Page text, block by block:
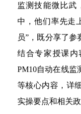
监测技能微比武
中，他们率先走
员”，既分享了
结合专家授课内
PM10自动在线监
等核心内容，详
实操要点和相关政